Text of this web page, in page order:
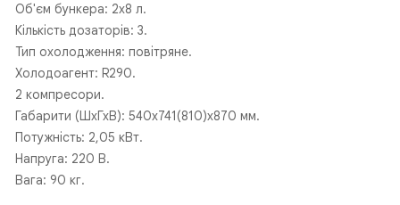
Об'єм бункера: 2х8 л.
Кількість дозаторів: 3.
Тип охолодження: повітряне.
Холодоагент: R290.
2 компресори.
Габарити (ШхГхВ): 540х741(810)х870 мм.
Потужність: 2,05 кВт.
Напруга: 220 В.
Вага: 90 кг.